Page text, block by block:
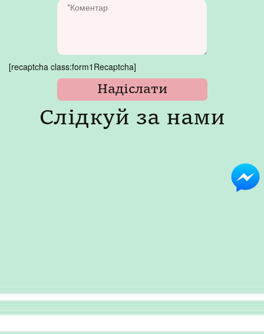
[recaptcha class:form1Recaptcha]
Слідкуй за нами